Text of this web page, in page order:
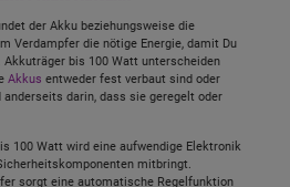
der Akku beziehungsweise die
Verdampfer die nötige Energie, damit Du
bis 100 Watt unterscheiden
Akkus entweder fest verbaut sind oder
darin, dass sie geregelt oder
100 Watt wird eine aufwendige Elektronik
mitbringt.
sorgt eine automatische Regelfunktion